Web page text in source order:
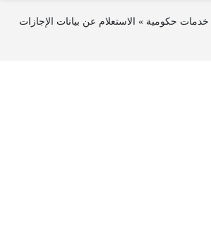
خدمات حكومية » الاستعلام عن بيانات الإجازات